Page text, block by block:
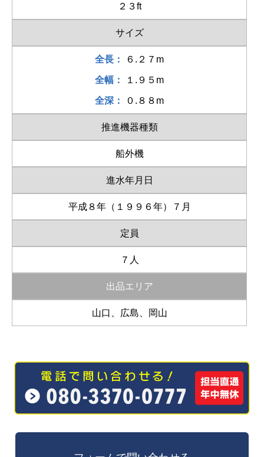
２３ft
サイズ
全長： ６.２７m
全幅： １.９５m
全深： ０.８８m
推進機器種類
船外機
進水年月日
平成８年（１９９６年）７月
定員
７人
出品エリア
山口、広島、岡山